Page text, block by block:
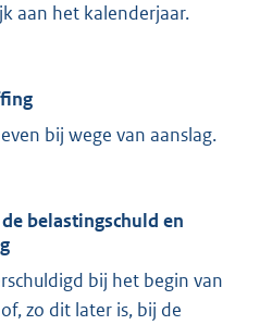
aan het kalenderjaar.
bij wege van aanslag.
belastingschuld en
bij het begin van
zo dit later is, bij de